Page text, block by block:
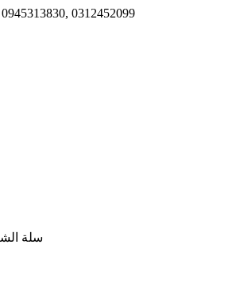
0312452099
سلة